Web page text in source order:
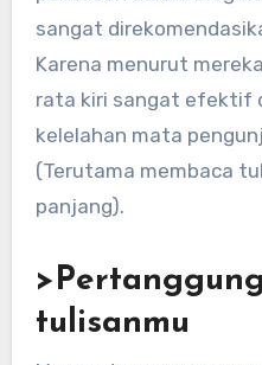
sangat
Karena menurut
rata kiri sangat efektif
kelelahan mata
(Terutama membaca
panjang).
tulisanmu